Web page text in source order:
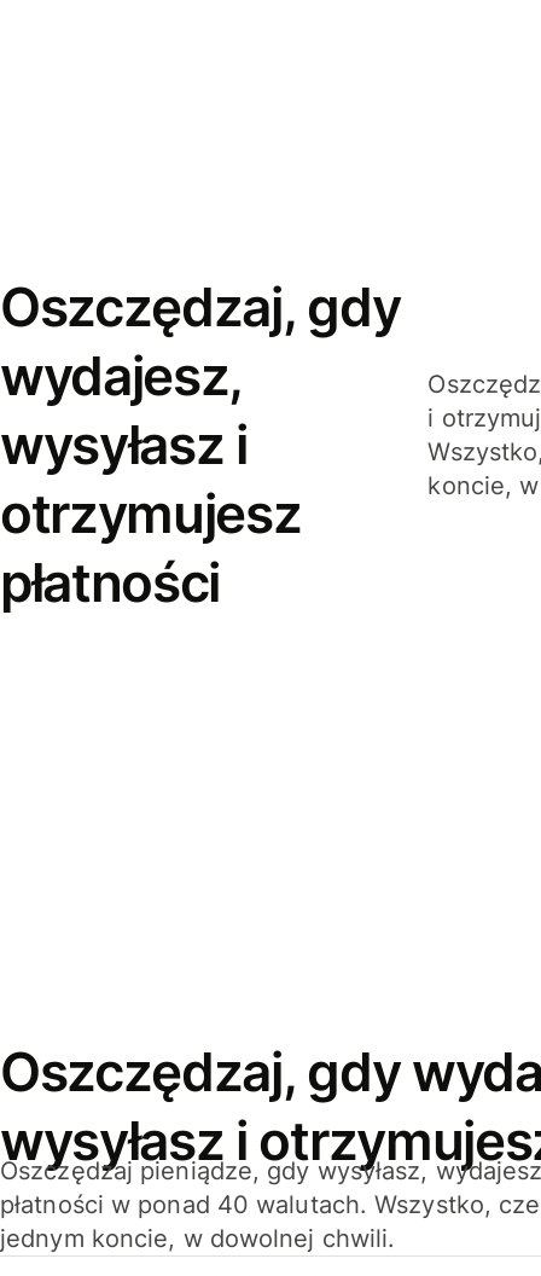
Oszczędzaj, gdy
wydajesz,
wysyłasz i
otrzymujesz
płatności
i
koncie,
Oszczędzaj, gdy
wysyłasz i
Oszczędzaj pieniądze, gdy wysyłasz,
płatności w ponad 40 walutach. Wszystko,
jednym koncie, w dowolnej chwili.